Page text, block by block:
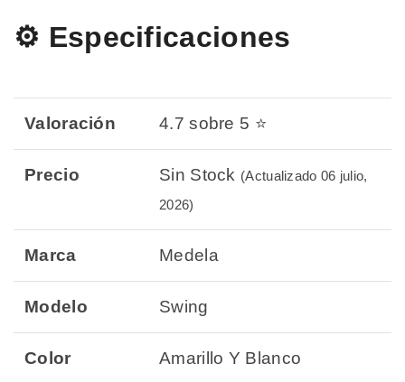
⚙️ Especificaciones
Valoración 4.7 sobre 5 ⭐
Precio Sin Stock (Actualizado 06 julio,
2026)
Marca Medela
Modelo Swing
Color Amarillo Y Blanco